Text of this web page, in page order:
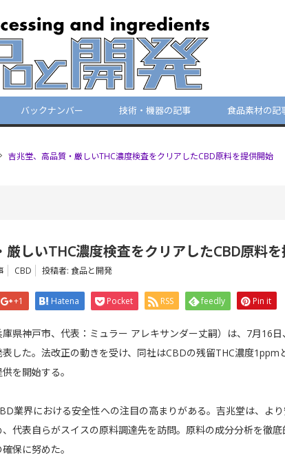
バックナンバー 技術・機器の記事 食品素材の記
吉兆堂、高品質・厳しいTHC濃度検査をクリアしたCBD原料を提供開始
厳しいTHC濃度検査をクリアしたCBD原料
CBD 投稿者: 食品と開発
+1 Hatena Pocket RSS feedly Pin it
庫県神戸市、代表：ミュラー アレキサンダー丈嗣）は、7月16
した。法改正の動きを受け、同社はCBDの残留THC濃度1ppm
を開始する。
業界における安全性への注目の高まりがある。吉兆堂は、よ
代表自らがスイスの原料調達先を訪問。原料の成分分析を徹
保に努めた。